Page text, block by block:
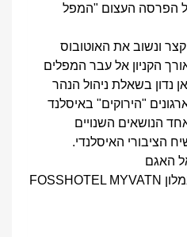
הפרסה העצום "המפל
ונשוב את האוטובוס
הקניון אל עבר המפלים
נדון בשאלת ניהול הנהר
"הירוקים" באיסלנד
הנושאים השנויים
הציבורי האיסלנדי.
האגם
לינה וארוחת ערב במלון FOSSHOTEL MYVATN